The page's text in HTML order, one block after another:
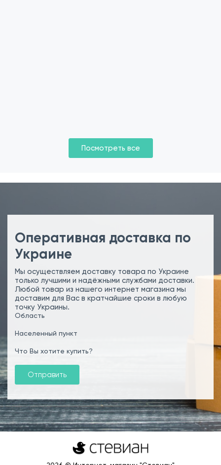
Посмотреть все
Оперативная доставка по
Украине
Мы осуществляем доставку товара по Украине
только лучшими и надёжными службами доставки.
Любой товар из нашего интернет магазина мы
доставим для Вас в кратчайшие сроки в любую
точку Украины.
Область
Населенный пункт
Что Вы хотите купить?
Отправить